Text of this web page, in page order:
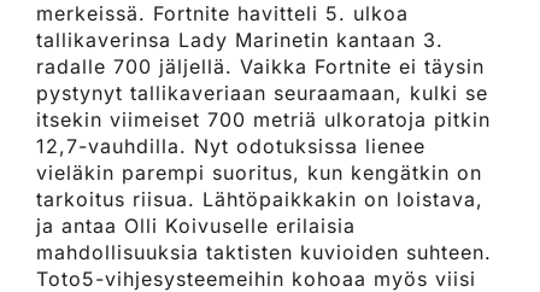
merkeissä. Fortnite havitteli 5. ulkoa
tallikaverinsa Lady Marinetin kantaan 3.
radalle 700 jäljellä. Vaikka Fortnite ei täysin
pystynyt tallikaveriaan seuraamaan, kulki se
itsekin viimeiset 700 metriä ulkoratoja pitkin
12,7-vauhdilla. Nyt odotuksissa lienee
vieläkin parempi suoritus, kun kengätkin on
tarkoitus riisua. Lähtöpaikkakin on loistava,
ja antaa Olli Koivuselle erilaisia
mahdollisuuksia taktisten kuvioiden suhteen.
Toto5-vihjesysteemeihin kohoaa myös viisi